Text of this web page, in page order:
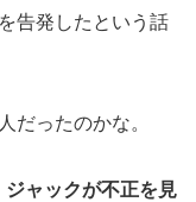
告発したという話
だったのかな。
ャックが不正を見